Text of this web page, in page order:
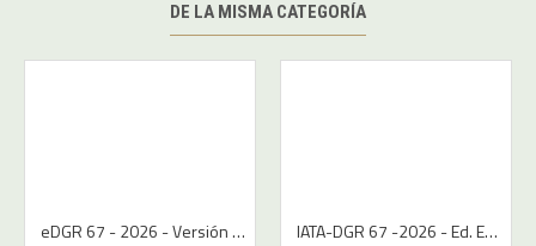
DE LA MISMA CATEGORÍA
eDGR 67 - 2026 - Versión Digital - Español IATA-DGR 67 -2026 - Ed. Español | Libro